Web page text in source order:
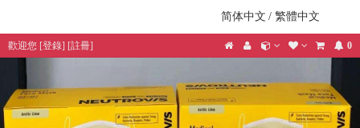
简体中文 / 繁體中文
歡迎您 [登錄] [註冊] 0